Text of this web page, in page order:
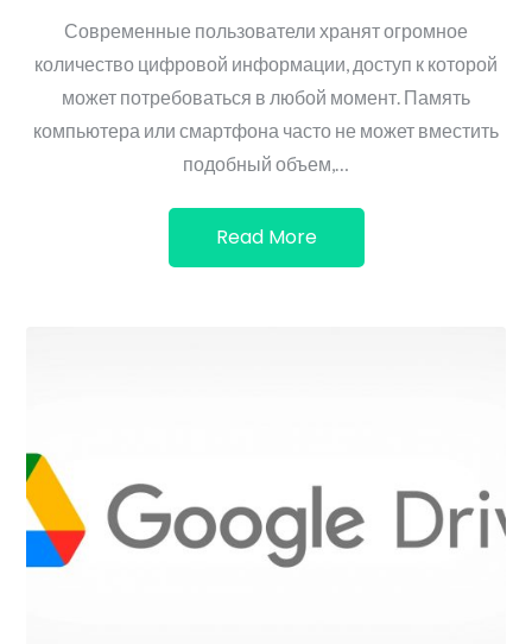
Современные пользователи хранят огромное
количество цифровой информации, доступ к которой
может потребоваться в любой момент. Память
компьютера или смартфона часто не может вместить
подобный объем,…
Read More